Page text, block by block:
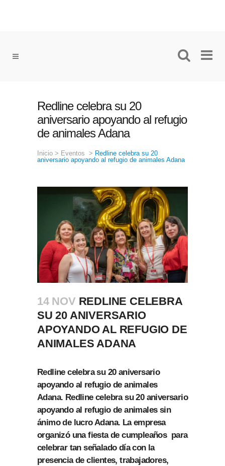
Redline celebra su 20
aniversario apoyando al refugio
de animales Adana
Inicio > Eventos > Redline celebra su 20
aniversario apoyando al refugio de animales Adana
14 NOV REDLINE CELEBRA
SU 20 ANIVERSARIO
APOYANDO AL REFUGIO DE
ANIMALES ADANA
Redline celebra su 20 aniversario
apoyando al refugio de animales
Adana. Redline celebra su 20 aniversario
apoyando al refugio de animales sin
ánimo de lucro Adana. La empresa
organizó una fiesta de cumpleaños para
celebrar tan señalado día con la
presencia de clientes, trabajadores,